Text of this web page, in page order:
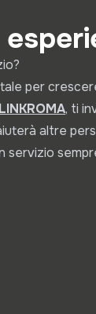
per
, ti
altre
servizio